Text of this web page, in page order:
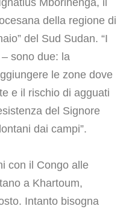
Mborihenga, il
della regione di
del Sud Sudan. “I
sono due: la
le zone dove
e il rischio di agguati
del Signore
dai campi”.
con il Congo alle
a Khartoum,
Intanto bisogna